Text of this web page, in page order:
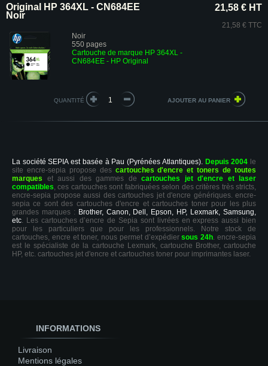
Original HP 364XL - CN684EE
Noir
Noir
550 pages
Cartouche de marque HP 364XL -
CN684EE - HP Original
21,58 € HT
21,58 € TTC
QUANTITÉ
La société SEPIA est basée à Pau (Pyrénées Atlantiques). Depuis 2004 le
site encre-sepia propose des cartouches d'encre et toners de toutes
marques et aussi des gammes de cartouches jet d'encre et laser
compatibles, ces cartouches sont fabriquées selon des critères très stricts,
encre-sepia propose aussi des cartouches jet d'encre génériques. encre-
sepia ce sont des cartouches d'encre et cartouches toner pour les plus
grandes marques : Brother, Canon, Dell, Epson, HP, Lexmark, Samsung,
etc. Les cartouches d’encre de Sepia sont livrées en express aussi bien
pour les particuliers que pour les professionnels. Notre stock de
cartouches, encre et toner, nous permet d’expédiersous 24h. encre-sepia
est le spécialiste de la cartouche Lexmark, cartouche Brother, cartouche
HP, etc. cartouches jet d'encre et cartouches toner pour imprimantes laser.
INFORMATIONS
Livraison
Mentions légales